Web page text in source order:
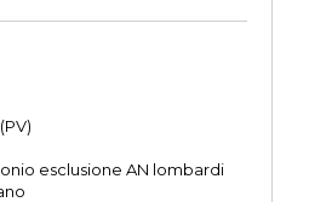
esclusione AN lombardi